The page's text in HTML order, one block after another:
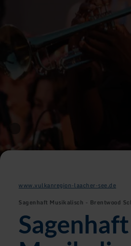
www.vulkanregion-laacher-see.de
Sagenhaft Musikalisch - Brentwood
Sagenhaft